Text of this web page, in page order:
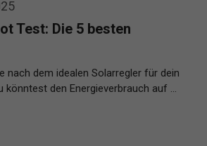
Test: Die 5 besten
nach dem idealen Solarregler für dein
könntest den Energieverbrauch auf …